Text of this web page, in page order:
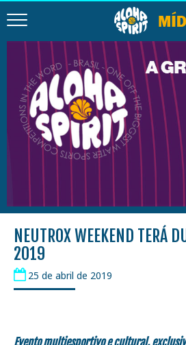
NEUTROX WEEKEND TERÁ
2019
25 de abril de 2019
Evento multiesportivo e cultural,